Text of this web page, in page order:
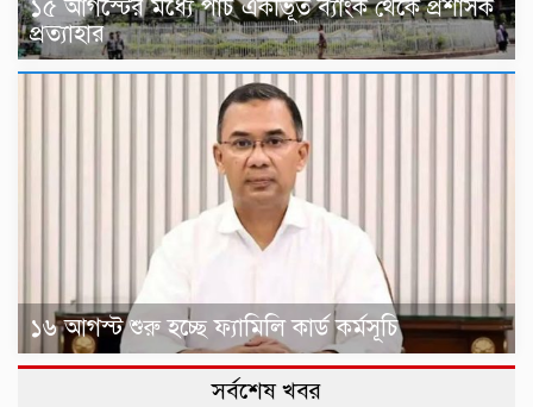
১৫ আগস্টের মধ্যে পাঁচ একীভূত ব্যাংক থেকে প্রশাসক
প্রত্যাহার
১৬ আগস্ট শুরু হচ্ছে ফ্যামিলি কার্ড কর্মসূচি
সর্বশেষ খবর